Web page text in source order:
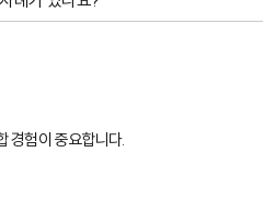
경험이 중요합니다.